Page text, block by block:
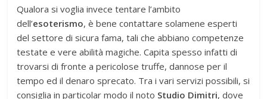
Qualora si voglia invece tentare l’ambito
dell’esoterismo, è bene contattare solamene esperti
del settore di sicura fama, tali che abbiano competenze
testate e vere abilità magiche. Capita spesso infatti di
trovarsi di fronte a pericolose truffe, dannose per il
tempo ed il denaro sprecato. Tra i vari servizi possibili, si
consiglia in particolar modo il noto Studio Dimitri, dove